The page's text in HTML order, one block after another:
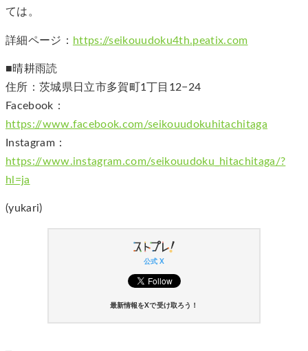
ては。
詳細ページ： https://seikouudoku4th.peatix.com
■晴耕雨読
住所：茨城県日立市多賀町1丁目12−24
Facebook：
https://www.facebook.com/seikouudokuhitachitaga
Instagram：
https://www.instagram.com/seikouudoku_hitachitaga/?
hl=ja
(yukari)
公式 X
最新情報をXで受け取ろう！